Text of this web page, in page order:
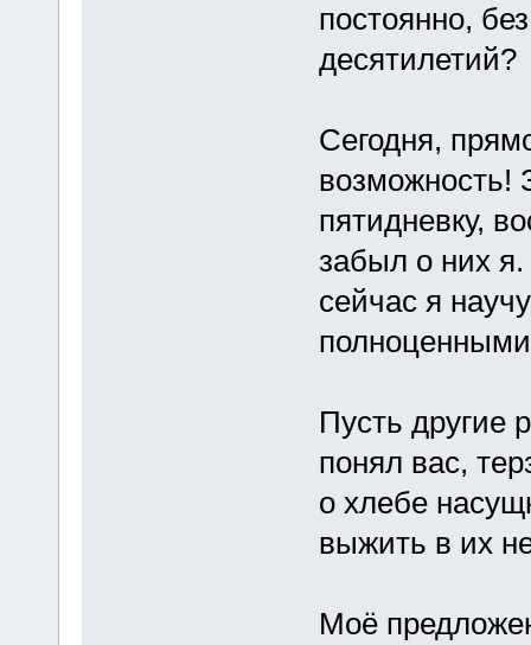
постоянно,
десятилетий?
Сегодня,
возможность!
пятидневку,
забыл о них я.
сейчас я
Пусть другие
понял вас,
о хлебе
выжить в их
Моё